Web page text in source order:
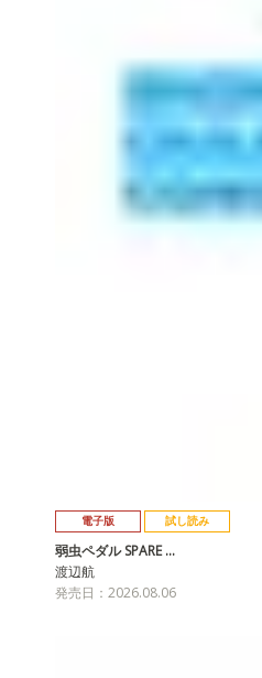
電子版 試し読み
弱虫ペダル SPARE …
渡辺航
発売日：2026.08.06